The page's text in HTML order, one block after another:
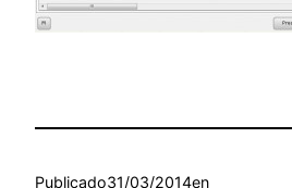
Publicado31/03/2014en